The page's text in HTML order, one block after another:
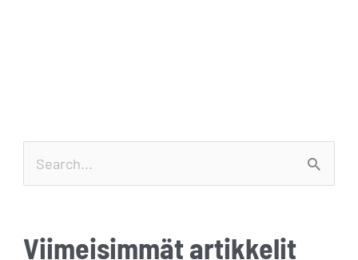
r
Viimeisimmät artikkelit